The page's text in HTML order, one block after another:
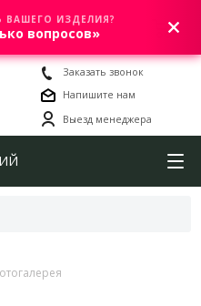
0
Заказать звонок
Напишите нам
Выезд менеджера
ИЗДЕЛИЯ?
вопросов»